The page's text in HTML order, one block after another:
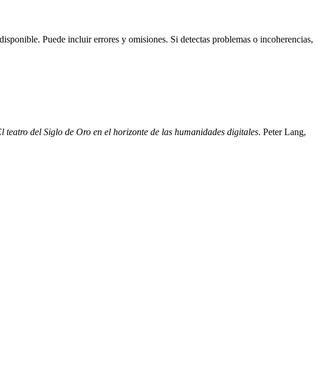
Puede incluir errores y omisiones. Si detectas problemas o incoherencias,
teatro del Siglo de Oro en el horizonte de las humanidades digitales. Peter Lang,